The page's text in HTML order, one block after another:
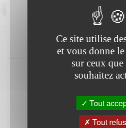
81%
VENT
O
Ce site utilise
et vous donne
sur ceux
souhaitez
Tout
Tout